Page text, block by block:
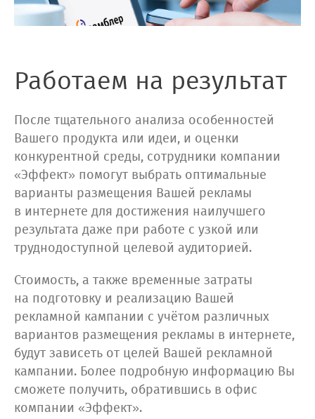
Работаем на результат
После тщательного анализа особенностей
Вашего продукта или идеи, и оценки
конкурентной среды, сотрудники компании
«Эффект» помогут выбрать оптимальные
варианты размещения Вашей рекламы
в интернете для достижения наилучшего
результата даже при работе с узкой или
труднодоступной целевой аудиторией.
Стоимость, а также временные затраты
на подготовку и реализацию Вашей
рекламной кампании с учётом различных
вариантов размещения рекламы в интернете,
будут зависеть от целей Вашей рекламной
кампании. Более подробную информацию Вы
сможете получить, обратившись в офис
компании «Эффект».